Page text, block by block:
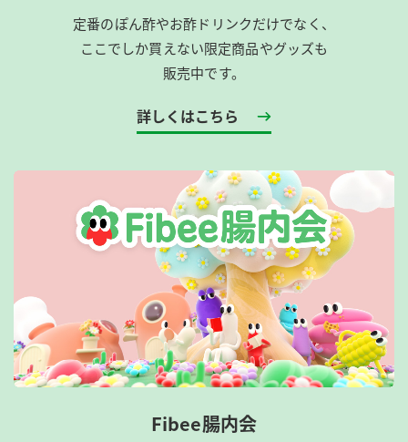
定番のぽん酢やお酢ドリンクだけでなく、
ここでしか買えない限定商品やグッズも
販売中です。
詳しくはこちら
Fibee腸内会